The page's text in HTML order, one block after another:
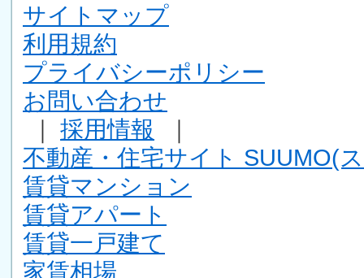
サイトマップ
利用規約
プライバシーポリシー
お問い合わせ
｜ 採用情報 ｜
不動産・住宅サイト SUUMO(
賃貸マンション
賃貸アパート
賃貸一戸建て
家賃相場